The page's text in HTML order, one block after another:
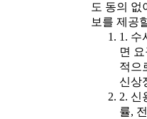
도 동의 없
보를 제공
1. 수
면
적으
신상
2. 신
률,